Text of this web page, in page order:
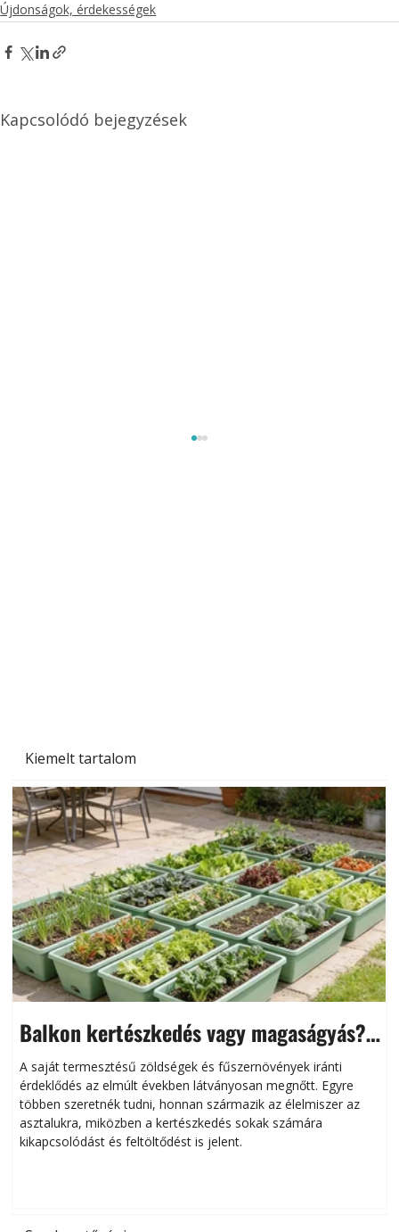
Kiemelt tartalom
Balkon kertészkedés vagy magaságyás?
Helytakarékos kertészkedés
A saját termesztésű zöldségek és fűszernövények iránti
érdeklődés az elmúlt években látványosan megnőtt. Egyre
többen szeretnék tudni, honnan származik az élelmiszer az
asztalukra, miközben a kertészkedés sokak számára
kikapcsolódást és feltöltődést is jelent.
Újdonságok, érdekességek
Kapcsolódó bejegyzések